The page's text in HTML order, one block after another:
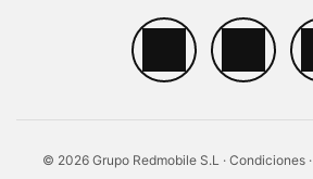
© 2026 Grupo Redmobile S.L · Condiciones ·